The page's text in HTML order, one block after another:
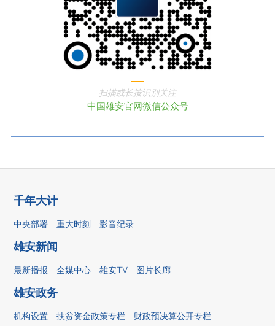
扫描或长按识别关注
中国雄安官网微信公众号
千年大计
中央部署 重大时刻 影音纪录
雄安新闻
最新播报 全媒中心 雄安TV 图片长廊
雄安政务
机构设置 扶贫资金政策专栏
财政预决算公开专栏